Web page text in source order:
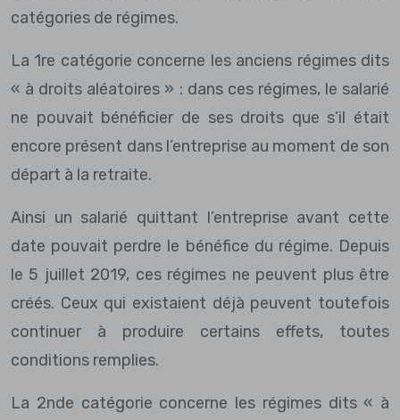
catégories de régimes.
La 1re catégorie concerne les anciens régimes dits
« à droits aléatoires » : dans ces régimes, le salarié
ne pouvait bénéficier de ses droits que s’il était
encore présent dans l’entreprise au moment de son
départ à la retraite.
Ainsi un salarié quittant l’entreprise avant cette
date pouvait perdre le bénéfice du régime. Depuis
le 5 juillet 2019, ces régimes ne peuvent plus être
créés. Ceux qui existaient déjà peuvent toutefois
continuer à produire certains effets, toutes
conditions remplies.
La 2nde catégorie concerne les régimes dits « à